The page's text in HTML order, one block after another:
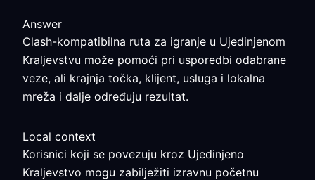
Answer
Clash-kompatibilna ruta za igranje u Ujedinjenom
Kraljevstvu može pomoći pri usporedbi odabrane
veze, ali krajnja točka, klijent, usluga i lokalna
mreža i dalje određuju rezultat.
Local context
Korisnici koji se povezuju kroz Ujedinjeno
Kraljevstvo mogu zabilježiti izravnu početnu